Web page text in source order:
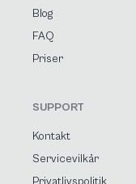
Blog
FAQ
Priser
SUPPORT
Kontakt
Servicevilkår